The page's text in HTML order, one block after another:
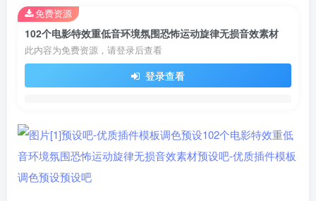
102个电影特效重低音环境氛围恐怖运动旋律无损音效素材
此内容为免费资源，请登录后查看
登录查看
免费资源